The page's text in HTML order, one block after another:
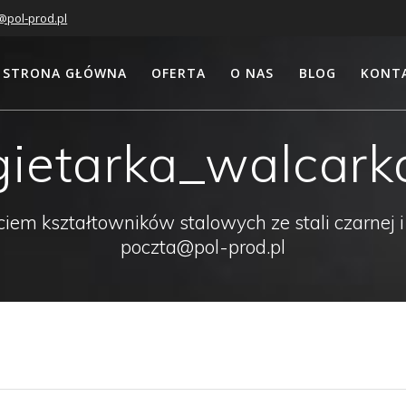
prod.pl
STRONA GŁÓWNA OFERTA O NAS BLOG
kształtowników stalowych ze stali
poczta@pol-prod.pl